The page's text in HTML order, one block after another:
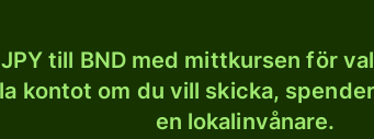
till BND med mittkursen för
kontot om du vill skicka,
en lokalinvånare.